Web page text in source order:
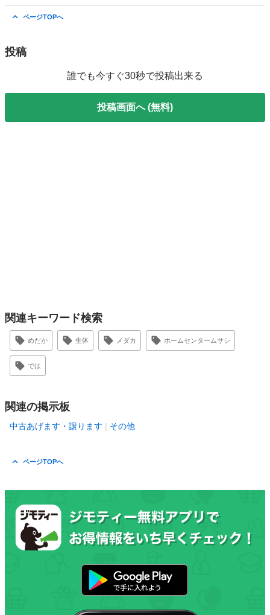
ページTOPへ
投稿
誰でも今すぐ30秒で投稿出来る
投稿画面へ (無料)
関連キーワード検索
めだか 生体 メダカ ホームセンタームサシ
では
関連の掲示板
中古あげます・譲ります その他
ページTOPへ